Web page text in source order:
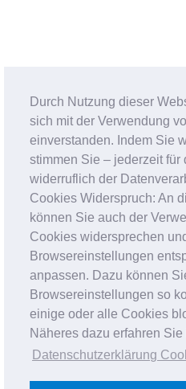
Durch Nutzung dieser
sich mit der Verwendung
einverstanden. Indem Sie
stimmen Sie – jederzeit für
widerruflich der
Cookies Widerspruch: An
können Sie auch der
Cookies widersprechen
Browsereinstellungen
anpassen. Dazu können
Browsereinstellungen so
einige oder alle Cookies
Näheres dazu erfahren
Datenschutzerklärung